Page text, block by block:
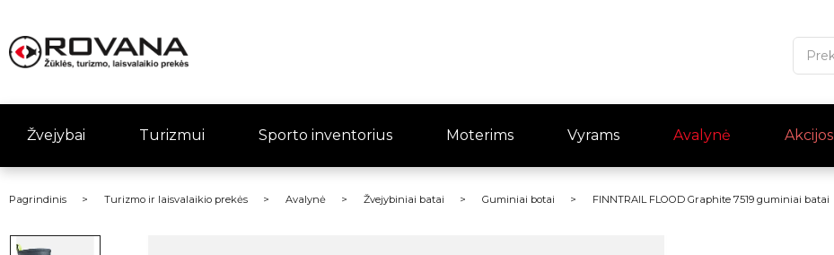
Žvejybai Turizmui Sporto inventorius Moterims Vyrams Avalynė Akcijos
Pagrindinis Turizmo ir laisvalaikio prekės Avalynė Žvejybiniai batai Guminiai botai FINNTRAIL FLOOD Graphite 7519 guminiai batai